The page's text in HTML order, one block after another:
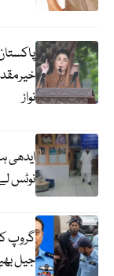
نواز
ایدھی
نوٹس
گروپ
جیل